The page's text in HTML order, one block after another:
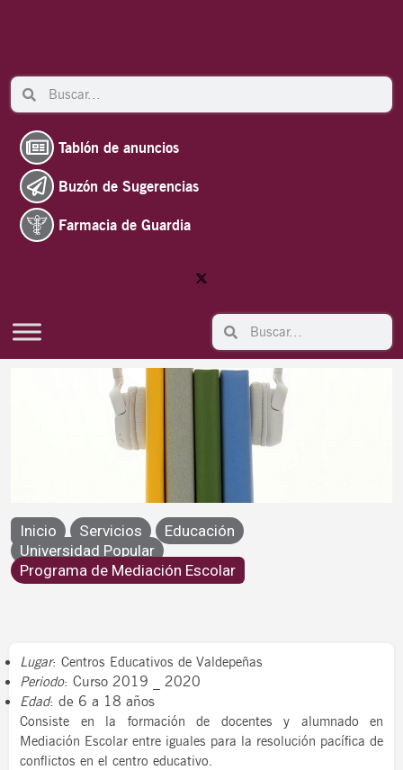
Search Search
Tablón de anuncios
Buzón de Sugerencias
Farmacia de Guardia
Search Search
Programa de Mediación Escolar
Educación- Unviersidad Popular
Inicio Servicios
Educación
Universidad Popular
Programa de Mediación Escolar
Lugar: Centros Educativos de Valdepeñas
Periodo: Curso 2019 _ 2020
Edad: de 6 a 18 años
Consiste en la formación de docentes y alumnado en
Mediación Escolar entre iguales para la resolución pacífica de
conflictos en el centro educativo.